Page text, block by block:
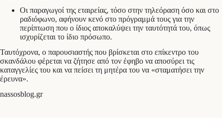
Οι παραγωγοί της εταιρείας, τόσο στην τηλεόραση όσο και στο
ραδιόφωνο, αφήνουν κενό στο πρόγραμμά τους για την
περίπτωση που ο ίδιος αποκαλύψει την ταυτότητά του, όπως
ισχυρίζεται το ίδιο πρόσωπο.
Ταυτόχρονα, ο παρουσιαστής που βρίσκεται στο επίκεντρο του
σκανδάλου φέρεται να ζήτησε από τον έφηβο να αποσύρει τις
καταγγελίες του και να πείσει τη μητέρα του να «σταματήσει την
έρευνα».
nassosblog.gr